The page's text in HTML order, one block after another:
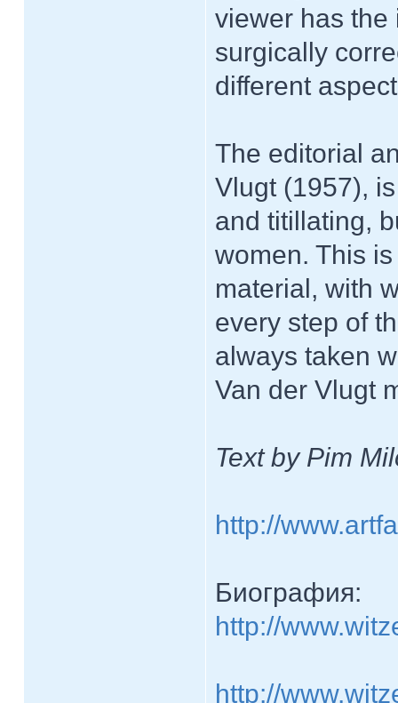
viewer has the
surgically
different
The editorial
Vlugt (1957),
and titillating,
women. This
material, with
every step of
always taken
Van der Vlugt
Text by Pim
http://
Биография:
http://
http://